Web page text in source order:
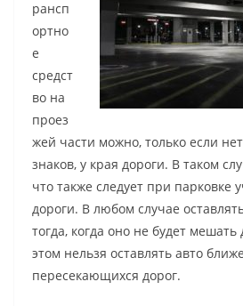
рансп
ортно
е
средст
во на
проез
жей части можно, только если
знаков, у края дороги. В таком
что также следует при парковке
дороги. В любом случае
тогда, когда оно не будет
этом нельзя оставлять авто
пересекающихся дорог.